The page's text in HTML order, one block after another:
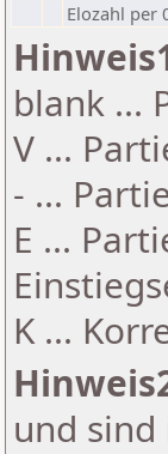
Elozahl per
blank ...
V ...
- ...
E ...
K ...
und